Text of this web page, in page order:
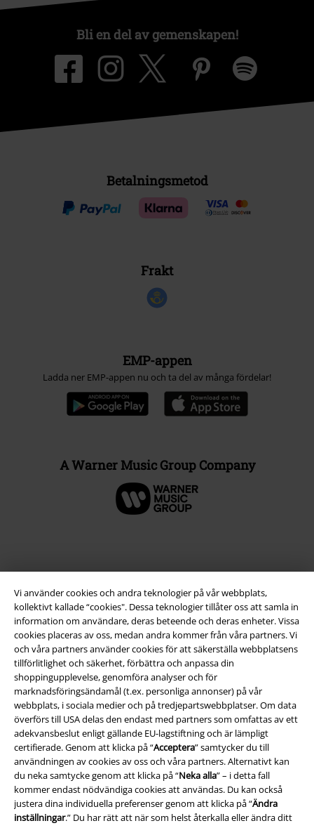
Vi använder cookies och andra teknologier på vår webbplats,
kollektivt kallade “cookies". Dessa teknologier tillåter oss att samla in
information om användare, deras beteende och deras enheter. Vissa
cookies placeras av oss, medan andra kommer från våra partners. Vi
och våra partners använder cookies för att säkerställa webbplatsens
tillförlitlighet och säkerhet, förbättra och anpassa din
shoppingupplevelse, genomföra analyser och för
marknadsföringsändamål (t.ex. personliga annonser) på vår
webbplats, i sociala medier och på tredjepartswebbplatser. Om data
överförs till USA delas den endast med partners som omfattas av ett
adekvansbeslut enligt gällande EU-lagstiftning och är lämpligt
certifierade. Genom att klicka på “Acceptera” samtycker du till
användningen av cookies av oss och våra partners. Alternativt kan
du neka samtycke genom att klicka på “Neka alla” – i detta fall
kommer endast nödvändiga cookies att användas. Du kan också
justera dina individuella preferenser genom att klicka på “Ändra
inställningar.” Du har rätt att när som helst återkalla eller ändra ditt
Bli en del av gemenskapen!
Betalningsmetod
Frakt
EMP-appen
Ladda ner EMP-appen nu och ta del av många fördelar!
A Warner Music Group Company
Juridisk information/Villkor
Villkor
Om oss
Ladda ner villkoren
Avfallshantering och miljöskydd
Försäkran om överensstämmelse